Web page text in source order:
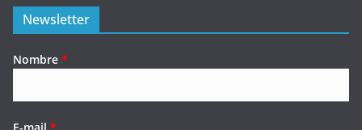
Newsletter
Nombre *